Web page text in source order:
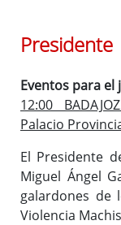
Presidente
Eventos para el
12:00
Palacio
El Presidente
Miguel Ángel
galardones de
Violencia